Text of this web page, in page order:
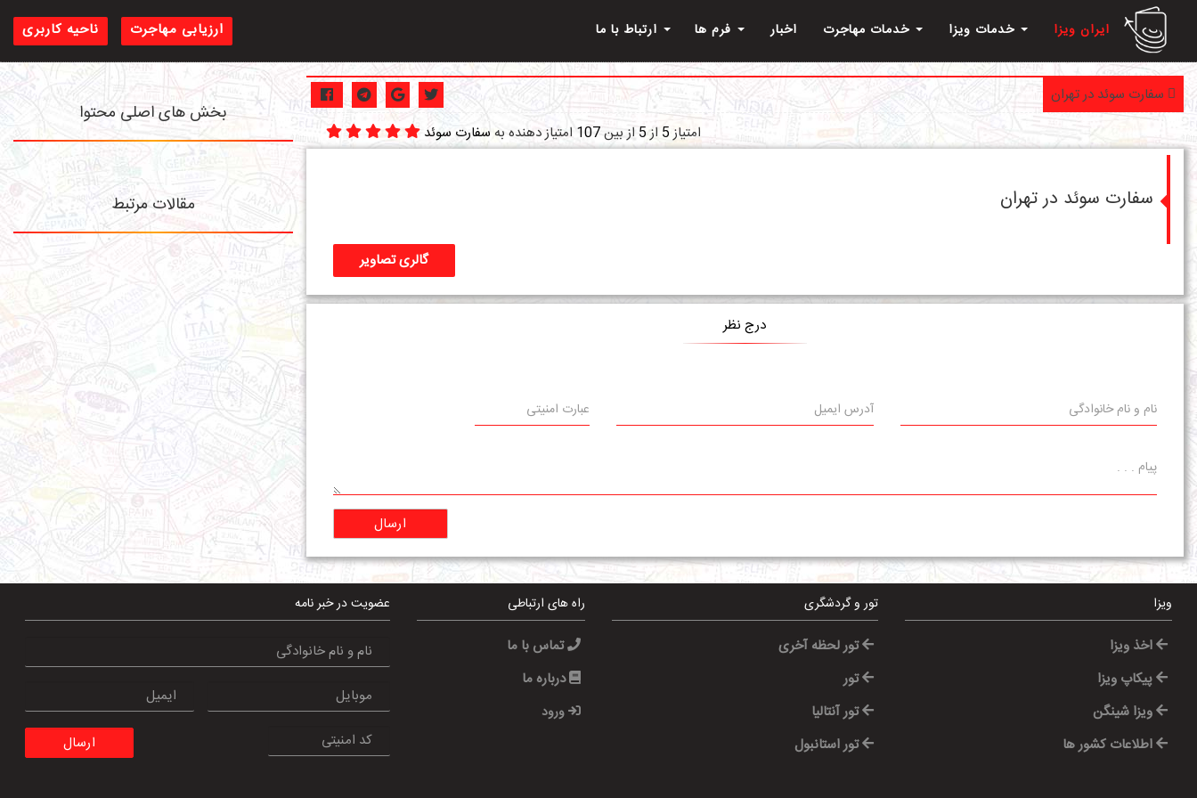
ناحیه کاربری ارزیابی مهاجرت ایران ویزا اخبار
امتیاز5 از5 از بین107 امتیاز دهنده به سفارت سوئد
سفارت سوئد در تهران
گالری تصاویر
درج نظر
ارسال
بخش های اصلی محتوا
مقالات مرتبط
ویزا
اخذ ویزا
پیکاپ ویزا
ویزا شینگن
اطلاعات کشور ها
تور و گردشگری
تور لحظه آخری
تور
تور آنتالیا
تور استانبول
راه های ارتباطی
تماس با ما
درباره ما
ورود
عضویت در خبر نامه
ارسال